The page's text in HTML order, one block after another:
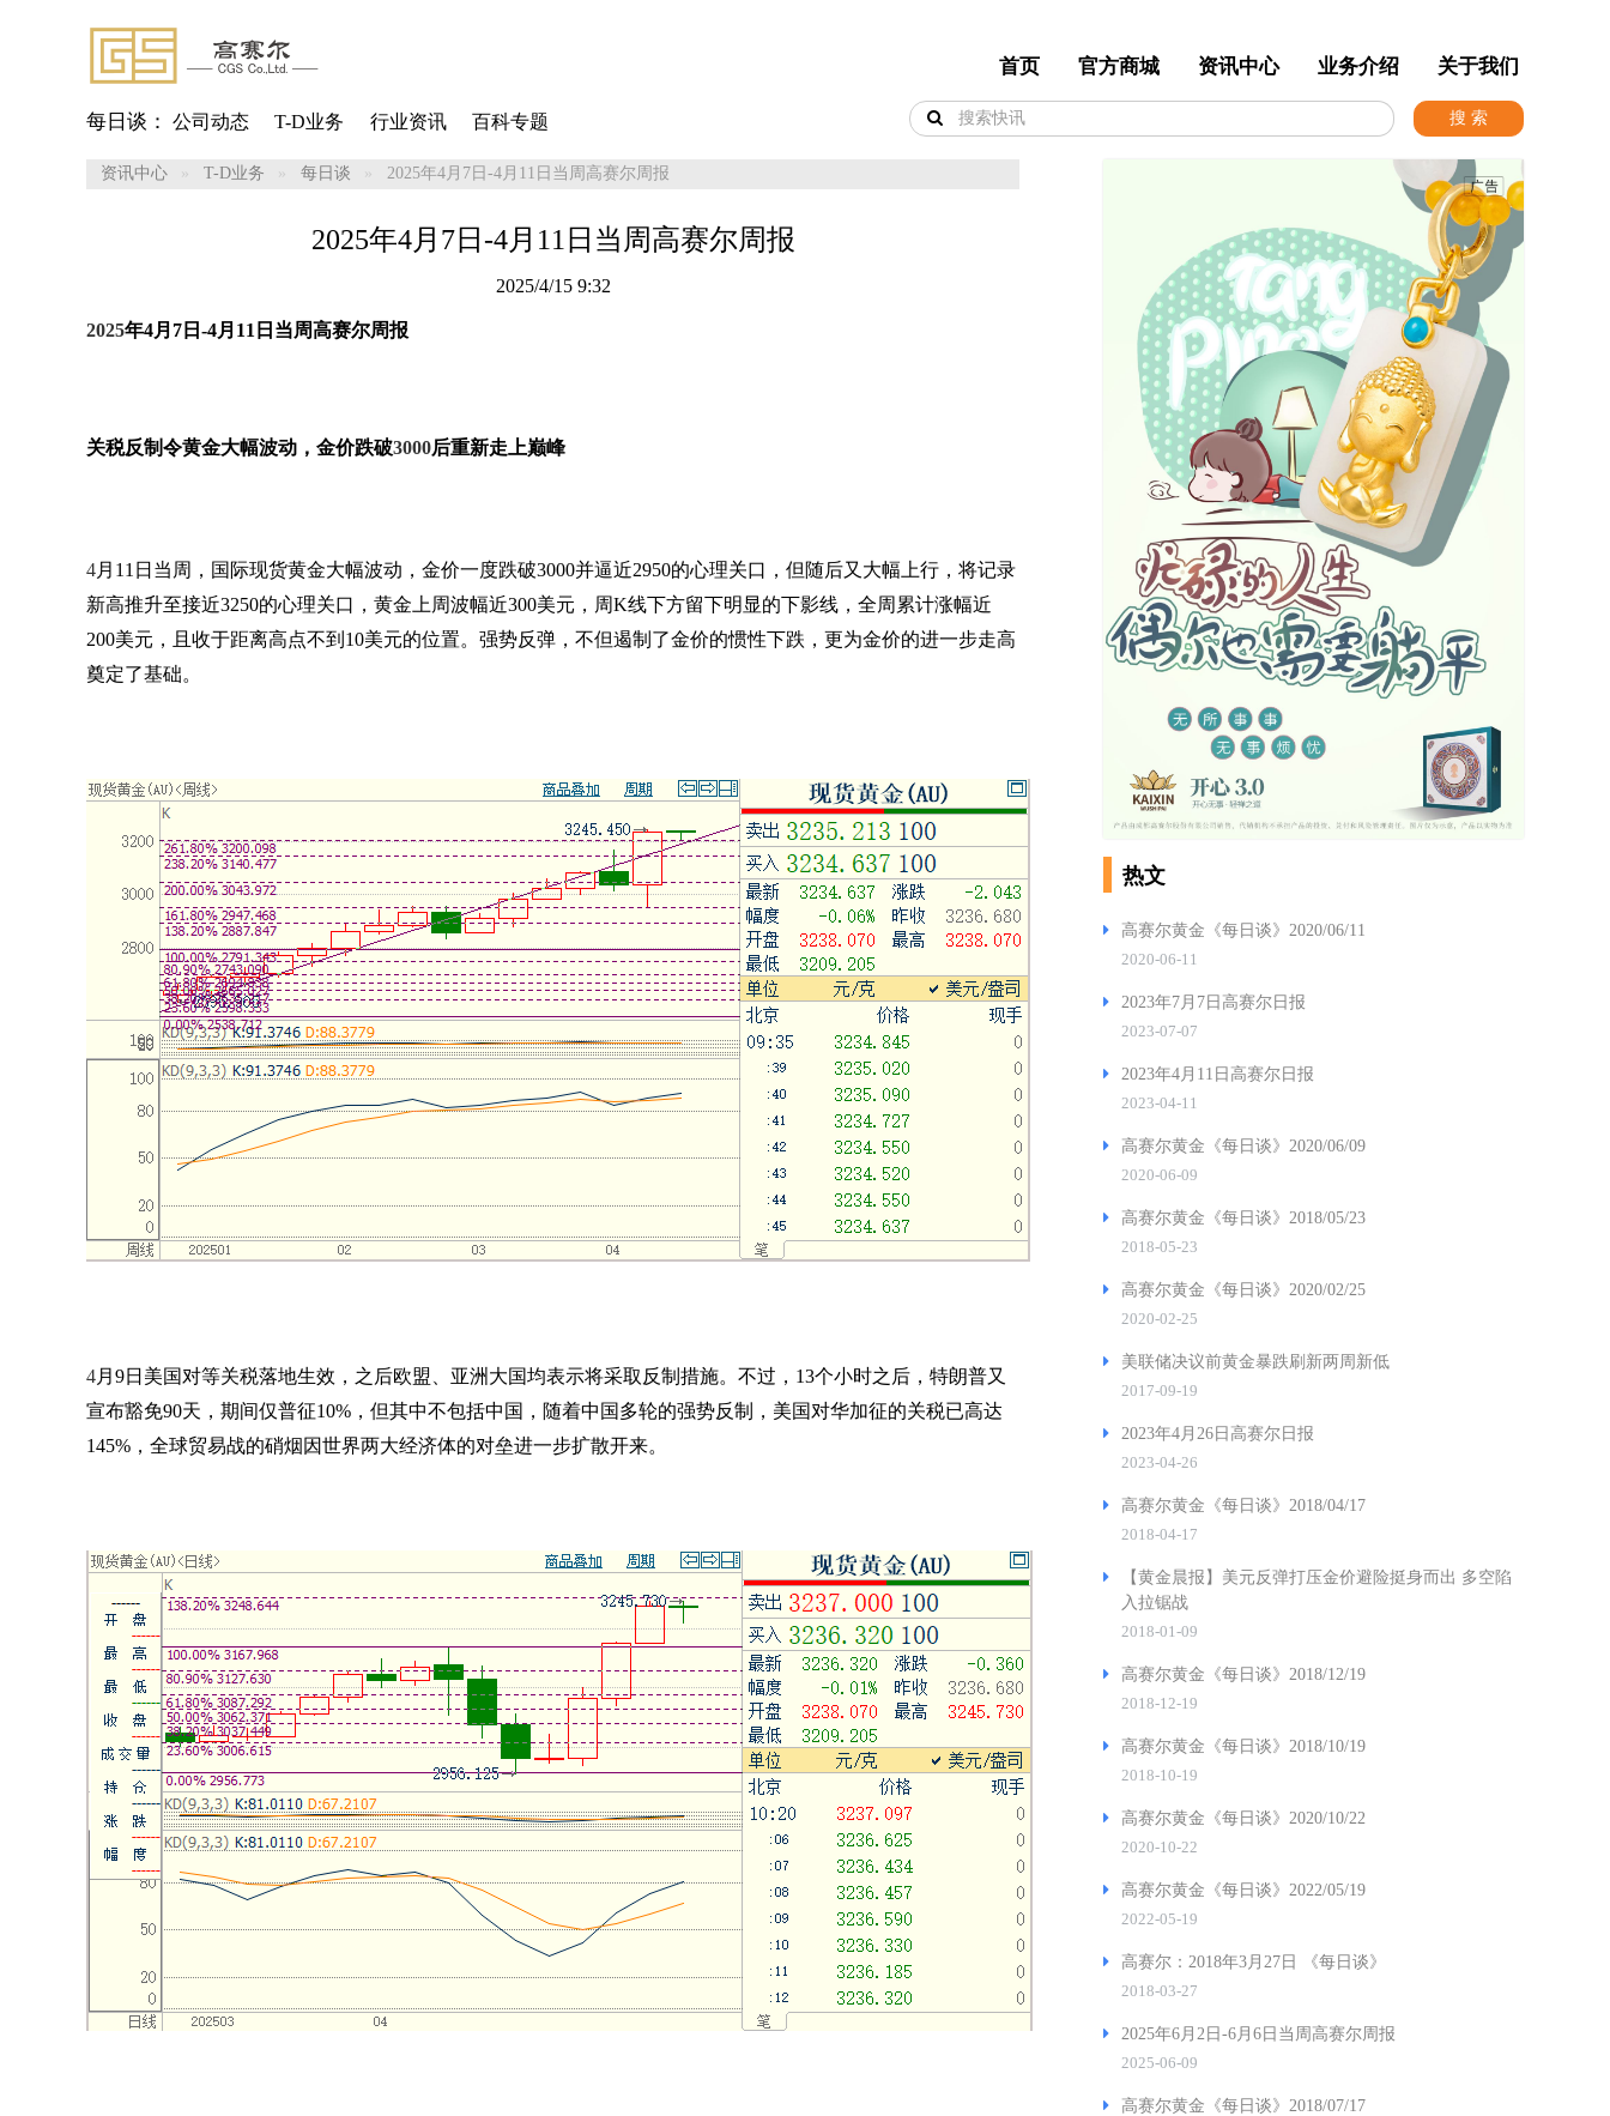
首页 官方商城 资讯中心 业务介绍 关于我们
每日谈： 公司动态 T-D业务 行业资讯 百科专题 搜 索
资讯中心 T-D业务 每日谈 2025年4月7日-4月11日当周高赛尔周报
2025年4月7日-4月11日当周高赛尔周报
2025/4/15 9:32
2025年4月 7 日 -4月 11 日当周高赛尔周报
关税反制令黄金大幅波动，金价跌破3000后重新走上巅峰
4月 11 日当周，国际现货黄金大幅波动，金价一度跌破3000并逼近2950的心理关口，但随后又大幅上行，将记录
新高推升至接近3250的心理关口，黄金上周波幅近300美元，周K线下方留下明显的下影线，全周累计涨幅近
200美元，且收于距离高点不到 10美元的位置。强势反弹，不但遏制了金价的惯性下跌，更为金价的进一步走高
奠定了基础。
4月 9日美国对等关税落地生效，之后欧盟、亚洲大国均表示将采取反制措施。不过， 13个小时之后，特朗普又
宣布豁免90天，期间仅普征10% ，但其中不包括中国，随着中国多轮的强势反制，美国对华加征的关税已高达
145% ，全球贸易战的硝烟因世界两大经济体的对垒进一步扩散开来。
热文
高赛尔黄金《每日谈》2020/06/11
2020-06-11
2023年7月7日高赛尔日报
2023-07-07
2023年4月11日高赛尔日报
2023-04-11
高赛尔黄金《每日谈》2020/06/09
2020-06-09
高赛尔黄金《每日谈》2018/05/23
2018-05-23
高赛尔黄金《每日谈》2020/02/25
2020-02-25
美联储决议前黄金暴跌刷新两周新低
2017-09-19
2023年4月26日高赛尔日报
2023-04-26
高赛尔黄金《每日谈》2018/04/17
2018-04-17
【黄金晨报】美元反弹打压金价避险挺身而出 多空陷
入拉锯战
2018-01-09
高赛尔黄金《每日谈》2018/12/19
2018-12-19
高赛尔黄金《每日谈》2018/10/19
2018-10-19
高赛尔黄金《每日谈》2020/10/22
2020-10-22
高赛尔黄金《每日谈》2022/05/19
2022-05-19
高赛尔：2018年3月27日 《每日谈》
2018-03-27
2025年6月2日-6月6日当周高赛尔周报
2025-06-09
高赛尔黄金《每日谈》2018/07/17